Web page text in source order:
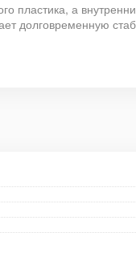
пластика, а
долговременную